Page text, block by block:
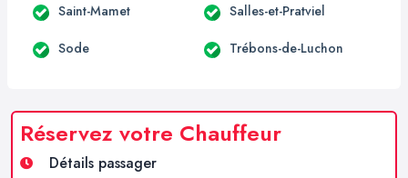
Saint-Mamet Salles-et-Pratviel
Sode Trébons-de-Luchon
Réservez votre Chauffeur
Détails passager